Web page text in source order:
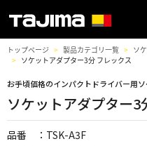
トップページ 製品カテゴリ一覧 ソ
ソケットアダプター3分 フレックス
お手頃価格のインパクトドライバー用
ソケットアダプター3
品番 ：TSK-A3F